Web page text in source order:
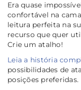
Era quase
confortável na
leitura perfeita na
recurso que quer
Crie um atalho!
Leia a história
possibilidades de
posições preferidas.